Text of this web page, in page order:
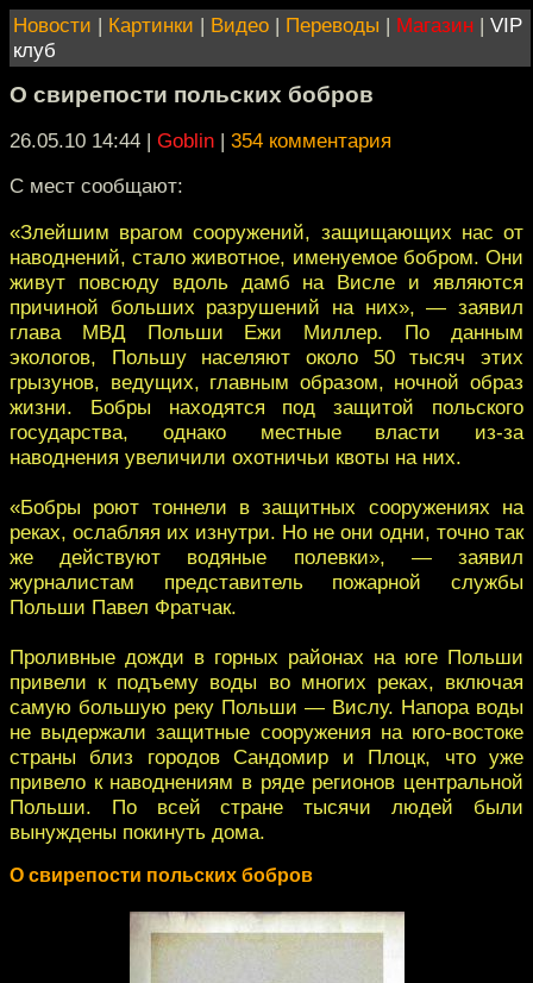
Новости | Картинки | Видео | Переводы | Магазин | VIP
клуб
О свирепости польских бобров
26.05.10 14:44 | Goblin | 354 комментария
С мест сообщают:
«Злейшим врагом сооружений, защищающих нас от
наводнений, стало животное, именуемое бобром. Они
живут повсюду вдоль дамб на Висле и являются
причиной больших разрушений на них», — заявил
глава МВД Польши Ежи Миллер. По данным
экологов, Польшу населяют около 50 тысяч этих
грызунов, ведущих, главным образом, ночной образ
жизни. Бобры находятся под защитой польского
государства, однако местные власти из-за
наводнения увеличили охотничьи квоты на них.
«Бобры роют тоннели в защитных сооружениях на
реках, ослабляя их изнутри. Но не они одни, точно так
же действуют водяные полевки», — заявил
журналистам представитель пожарной службы
Польши Павел Фратчак.
Проливные дожди в горных районах на юге Польши
привели к подъему воды во многих реках, включая
самую большую реку Польши — Вислу. Напора воды
не выдержали защитные сооружения на юго-востоке
страны близ городов Сандомир и Плоцк, что уже
привело к наводнениям в ряде регионов центральной
Польши. По всей стране тысячи людей были
вынуждены покинуть дома.
О свирепости польских бобров